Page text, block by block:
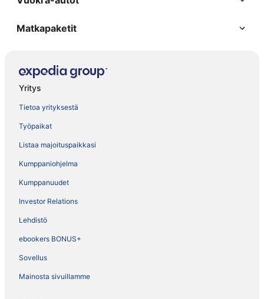
Matkapaketit
Yritys
Tietoa yrityksestä
Työpaikat
Listaa majoituspaikkasi
Kumppaniohjelma
Kumppanuudet
Investor Relations
Lehdistö
ebookers BONUS+
Sovellus
Mainosta sivuillamme